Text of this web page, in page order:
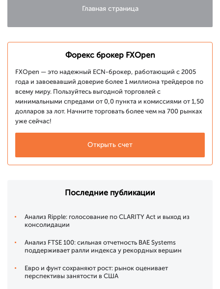
Главная страница
Форекс брокер FXOpen
FXOpen — это надежный ECN-брокер, работающий с 2005
года и завоевавший доверие более 1 миллиона трейдеров по
всему миру. Пользуйтесь выгодной торговлей с
минимальными спредами от 0,0 пункта и комиссиями от 1,50
долларов за лот. Начните торговать более чем на 700 рынках
уже сейчас!
Открыть счет
Последние публикации
Анализ Ripple: голосование по CLARITY Act и выход из
консолидации
Анализ FTSE 100: сильная отчетность BAE Systems
поддерживает ралли индекса у рекордных вершин
Евро и фунт сохраняют рост: рынок оценивает
перспективы занятости в США